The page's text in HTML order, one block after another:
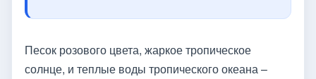
Песок розового цвета, жаркое тропическое
солнце, и теплые воды тропического океана –